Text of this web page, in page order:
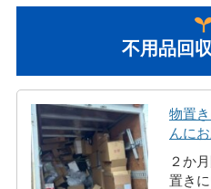
不用品回
物置
んに
２か
置き